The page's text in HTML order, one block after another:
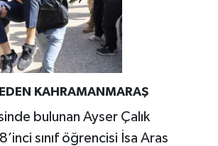
KAHRAMANMARAŞ
bulunan Ayser Çalık
sınıf öğrencisi İsa Aras